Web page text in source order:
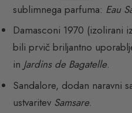
sublimnega parfuma: Eau
Damasconi 1970 (izolirani
bili prvič briljantno
in Jardins de Bagatelle.
Sandalore, dodan naravni
ustvaritev Samsare.